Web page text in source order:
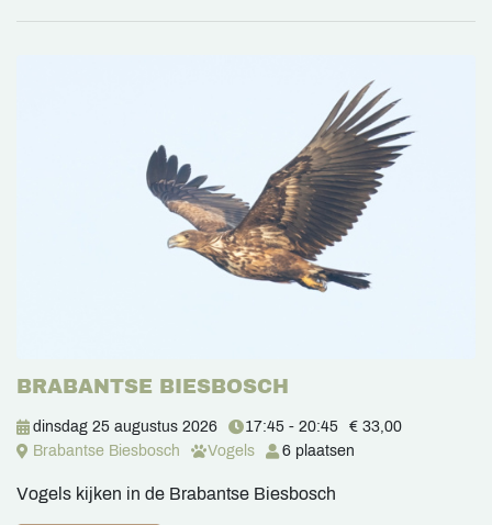
BRABANTSE BIESBOSCH
dinsdag 25 augustus 2026 17:45 - 20:45
€ 33,00
Brabantse Biesbosch
Vogels 6 plaatsen
Vogels kijken in de Brabantse Biesbosch